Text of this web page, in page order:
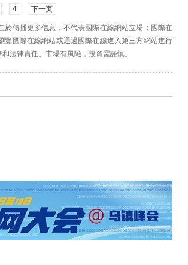
4 下一页
傳播更多信息，不代表國際在線網站立場；國際在
國際在線網站或通過國際在線進入第三方網站進行
法律責任。市場有風險，投資需謹慎。